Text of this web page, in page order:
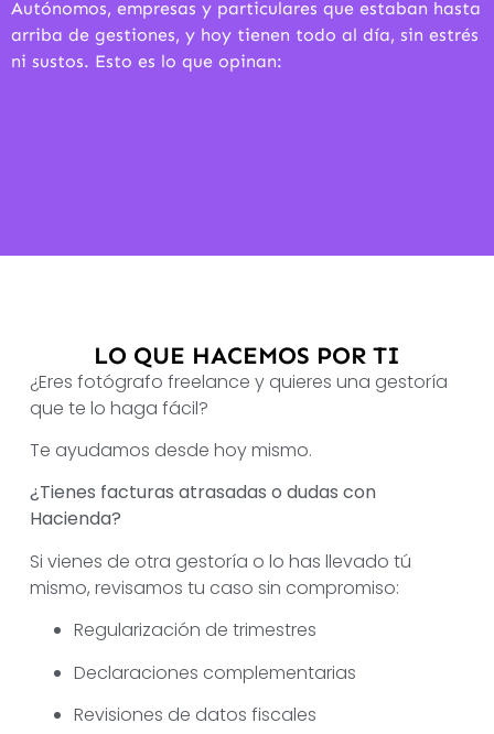
Autónomos, empresas y particulares que estaban hasta
arriba de gestiones, y hoy tienen todo al día, sin estrés
ni sustos. Esto es lo que opinan:
LO QUE HACEMOS POR TI
¿Eres fotógrafo freelance y quieres una gestoría
que te lo haga fácil?
Te ayudamos desde hoy mismo.
¿Tienes facturas atrasadas o dudas con
Hacienda?
Si vienes de otra gestoría o lo has llevado tú
mismo, revisamos tu caso sin compromiso:
Regularización de trimestres
Declaraciones complementarias
Revisiones de datos fiscales